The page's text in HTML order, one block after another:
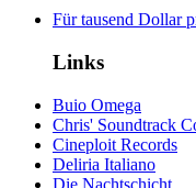
Für tausend Dollar
Links
Buio Omega
Chris' Soundtrack
Cineploit Records
Deliria Italiano
Die Nachtschicht